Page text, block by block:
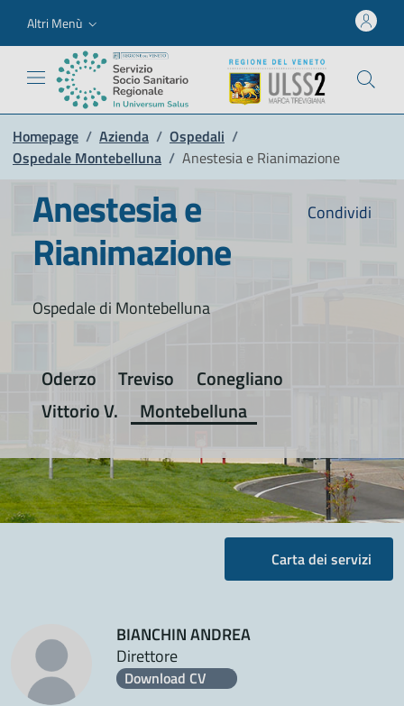
Altri Menù
Homepage / Azienda / Ospedali /
Ospedale Montebelluna / Anestesia e Rianimazione
Condividi
Anestesia e
Rianimazione
Ospedale di Montebelluna
Oderzo Treviso
Conegliano
Vittorio V.
Montebelluna
Carta dei servizi
BIANCHIN ANDREA
Direttore
Download CV